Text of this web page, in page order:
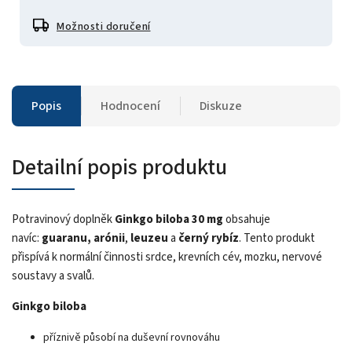
Možnosti doručení
Popis Hodnocení Diskuze
Detailní popis produktu
Potravinový doplněkGinkgo biloba 30 mgobsahuje
navíc: guaranu, arónii, leuzeua černý rybíz. Tento produkt
přispívá k normální činnosti srdce, krevních cév, mozku, nervové
soustavy a svalů.
Ginkgo biloba
příznivě působí na duševní rovnováhu